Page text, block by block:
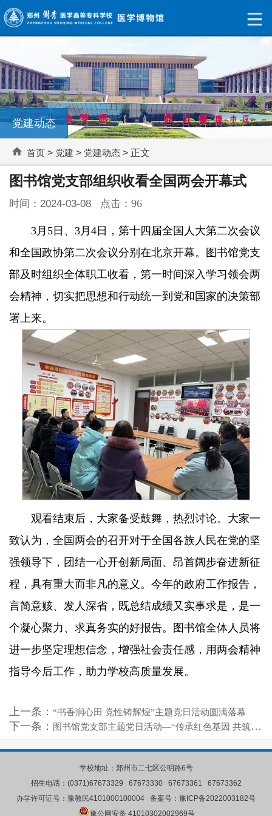
党建动态
首页 > 党建 > 党建动态 > 正文
图书馆党支部组织收看全国两会开幕式
时间：2024-03-08 点击： 96
3月5日、3月4日，第十四届全国人大第二次会议
和全国政协第二次会议分别在北京开幕。图书馆党支
部及时组织全体职工收看，第一时间深入学习领会两
会精神，切实把思想和行动统一到党和国家的决策部
署上来。
观看结束后，大家备受鼓舞，热烈讨论。大家一
致认为，全国两会的召开对于全国各族人民在党的坚
强领导下，团结一心开创新局面、昂首阔步奋进新征
程，具有重大而非凡的意义。今年的政府工作报告，
言简意赅、发人深省，既总结成绩又实事求是，是一
个凝心聚力、求真务实的好报告。图书馆全体人员将
进一步坚定理想信念，增强社会责任感，用两会精神
指导今后工作，助力学校高质量发展。
上一条： “书香润心田 党性铸辉煌”主题党日活动圆满落幕
下一条： 图书馆党支部主题党日活动—“传承红色基因 共筑书香梦想”圆满举行
学校地址：郑州市二七区公明路6号
招生电话：(0371)67673329 67673330 67673361 67673362
办学许可证号：豫教民4101000100004 备案号： 豫ICP备2022003182号
豫公网安备 41010302002969号